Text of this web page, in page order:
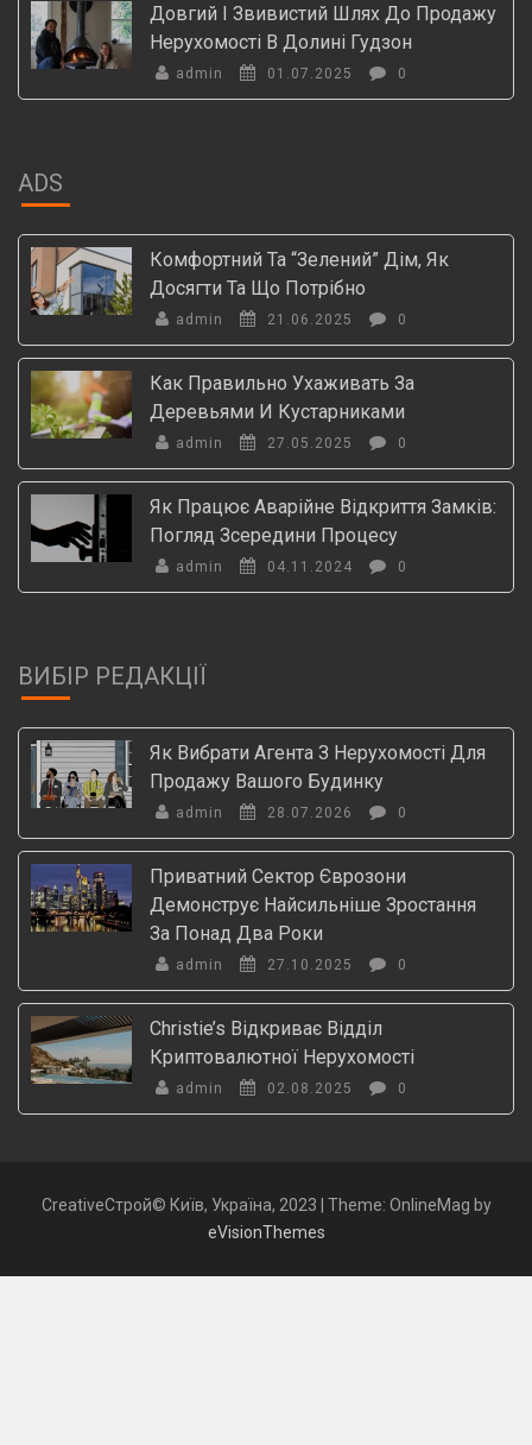
Довгий І Звивистий Шлях До Продажу
Нерухомості В Долині Гудзон
admin 01.07.2025 0
ADS
Комфортний Та “зелений” Дім, Як
Досягти Та Що Потрібно
admin 21.06.2025 0
Как Правильно Ухаживать За
Деревьями И Кустарниками
admin 27.05.2025 0
Як Працює Аварійне Відкриття Замків:
Погляд Зсередини Процесу
admin 04.11.2024 0
ВИБІР РЕДАКЦІЇ
Як Вибрати Агента З Нерухомості Для
Продажу Вашого Будинку
admin 28.07.2026 0
Приватний Сектор Єврозони
Демонструє Найсильніше Зростання
За Понад Два Роки
admin 27.10.2025 0
Christie’s Відкриває Відділ
Криптовалютної Нерухомості
admin 02.08.2025 0
CreativeСтрой© Київ, Україна, 2023
Theme: OnlineMag by
eVisionThemes